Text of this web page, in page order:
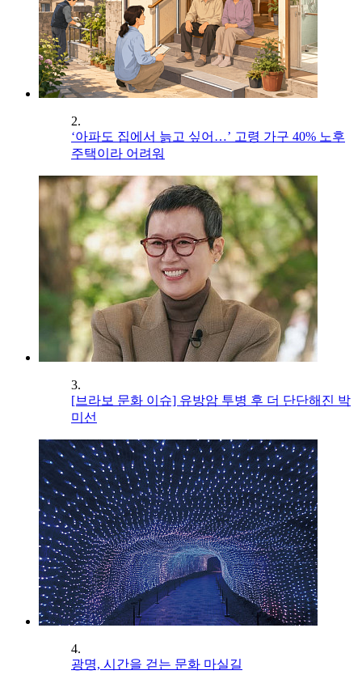
2.
‘아파도 집에서 늙고 싶어…’ 고령 가구 40% 노후
주택이라 어려워
3.
[브라보 문화 이슈] 유방암 투병 후 더 단단해진 박
미선
4.
광명, 시간을 걷는 문화 마실길